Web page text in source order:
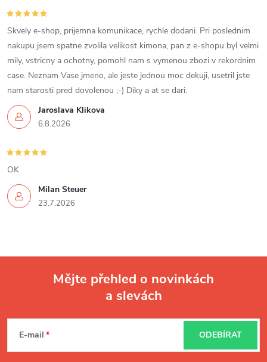
Jaroslava Klikova
6.8.2026
Skvely e-shop, prijemna komunikace, rychle dodani. Pri poslednim
nakupu jsem spatne zvolila velikost kimona, pan z e-shopu byl velmi
mily, vstricny a ochotny, pomohl nam s vymenou zbozi v rekordnim
case. Neznam Vase jmeno, ale jeste jednou moc dekuji, usetril jste
nam starosti pred dovolenou ;-) Diky a at se dari.
Milan Steuer
23.7.2026
OK
Mějte přehled o novinkách
a slevách
E-mail ODEBÍRAT